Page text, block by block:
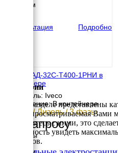
2200 мм
Консультация
Подробно
IVECO АД-32С-Т400-1РНИ в
контейнере
Двигатель: Iveco
Исполнение: В контейнере
32 кВт / Дизель / 3 фазы
По запросу
Размеры
Категории
В этом разделе представлены
входит просматриваемая Вами
ознакомьтесь с ними, это
возможность увидеть
вариантов.